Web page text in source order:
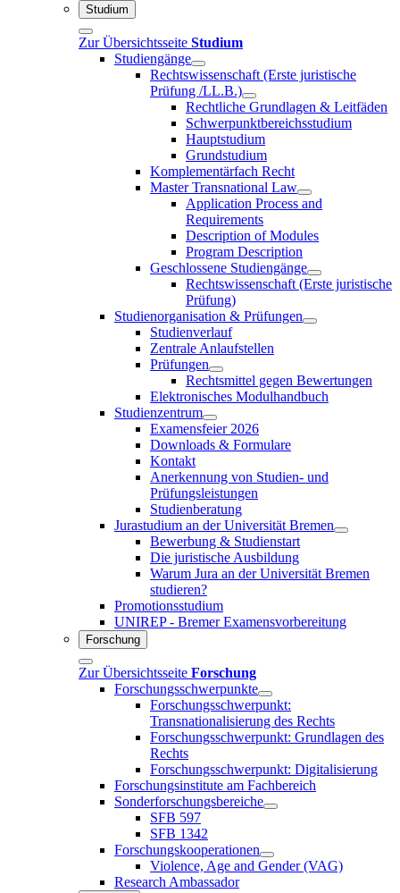
Studium
Zur Übersichtsseite Studium
Studiengänge
Rechtswissenschaft (Erste juristische
Prüfung /LL.B.)
Rechtliche Grundlagen & Leitfäden
Schwerpunktbereichsstudium
Hauptstudium
Grundstudium
Komplementärfach Recht
Master Transnational Law
Application Process and
Requirements
Description of Modules
Program Description
Geschlossene Studiengänge
Rechtswissenschaft (Erste juristische
Prüfung)
Studienorganisation & Prüfungen
Studienverlauf
Zentrale Anlaufstellen
Prüfungen
Rechtsmittel gegen Bewertungen
Elektronisches Modulhandbuch
Studienzentrum
Examensfeier 2026
Downloads & Formulare
Kontakt
Anerkennung von Studien- und
Prüfungsleistungen
Studienberatung
Jurastudium an der Universität Bremen
Bewerbung & Studienstart
Die juristische Ausbildung
Warum Jura an der Universität Bremen
studieren?
Promotionsstudium
UNIREP - Bremer Examensvorbereitung
Forschung
Zur Übersichtsseite Forschung
Forschungsschwerpunkte
Forschungsschwerpunkt:
Transnationalisierung des Rechts
Forschungsschwerpunkt: Grundlagen des
Rechts
Forschungsschwerpunkt: Digitalisierung
Forschungsinstitute am Fachbereich
Sonderforschungsbereiche
SFB 597
SFB 1342
Forschungskooperationen
Violence, Age and Gender (VAG)
Research Ambassador